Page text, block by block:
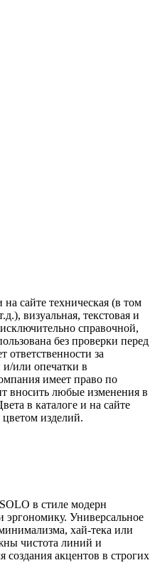
сайте техническая (в том
визуальная, текстовая и
справочной,
без проверки перед
за
или опечатки в
имеет право по
вносить любые изменения в
в каталоге и на сайте
изделий.
в стиле модерн
эргономику. Универсальное
хай-тека или
чистота линий и
создания акцентов в строгих